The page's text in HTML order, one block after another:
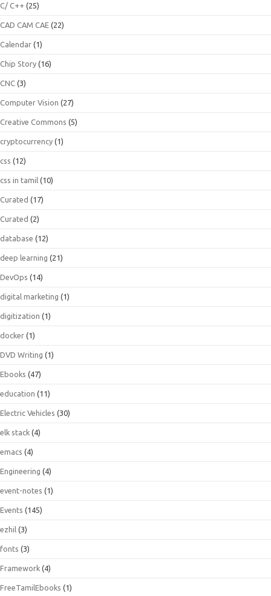
C/ C++ (25)
CAD CAM CAE (22)
Calendar (1)
Chip Story (16)
CNC (3)
Computer Vision (27)
Creative Commons (5)
cryptocurrency (1)
css (12)
css in tamil (10)
Curated (17)
Curated (2)
database (12)
deep learning (21)
DevOps (14)
digital marketing (1)
digitization (1)
docker (1)
DVD Writing (1)
Ebooks (47)
education (11)
Electric Vehicles (30)
elk stack (4)
emacs (4)
Engineering (4)
event-notes (1)
Events (145)
ezhil (3)
fonts (3)
Framework (4)
FreeTamilEbooks (1)